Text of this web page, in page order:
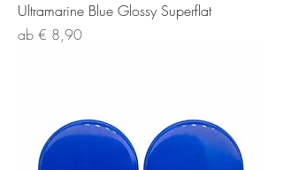
Ultramarine Blue Glossy Superflat
ab € 8,90
Sale-Preis